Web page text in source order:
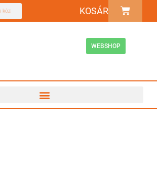
KOSÁR
WEBSHOP